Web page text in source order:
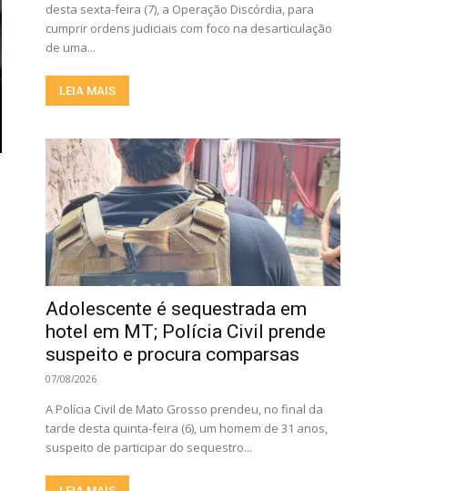
desta sexta-feira (7), a Operação Discórdia, para
cumprir ordens judiciais com foco na desarticulação
de uma...
LEIA MAIS
Adolescente é sequestrada em
hotel em MT; Polícia Civil prende
suspeito e procura comparsas
07/08/2026
A Polícia Civil de Mato Grosso prendeu, no final da
tarde desta quinta-feira (6), um homem de 31 anos,
suspeito de participar do sequestro...